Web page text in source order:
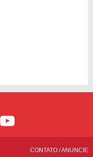
CONTATO /ANUNCIE